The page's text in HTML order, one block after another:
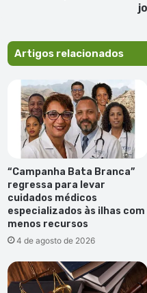
e
200
Artigos relacionados
“Campanha Bata Branca”
regressa para levar
cuidados médicos
especializados às ilhas com
menos recursos
4 de agosto de 2026